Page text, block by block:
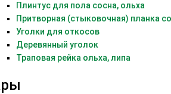
Плинтус для пола сосна, ольха
Притворная (стыковочная) планка
Уголки для откосов
Деревянный уголок
Траповая рейка ольха, липа